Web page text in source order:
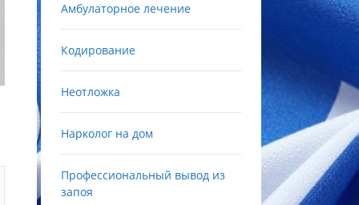
Амбулаторное лечение
Кодирование
Неотложка
Нарколог на дом
Профессиональный вывод из
запоя